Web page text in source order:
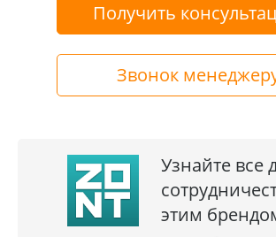
Получить
Звонок
Узнайте все
этим